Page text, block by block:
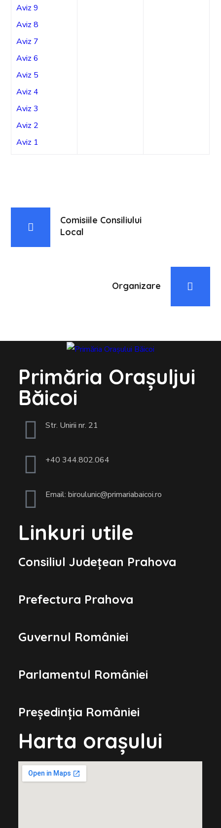
Aviz 9
Aviz 8
Aviz 7
Aviz 6
Aviz 5
Aviz 4
Aviz 3
Aviz 2
Aviz 1
Comisiile Consiliului
Local
Organizare
Primăria Orașuljui
Băicoi
Str. Unirii nr. 21
+40 344.802.064
Email: biroulunic@primariabaicoi.ro
Linkuri utile
Consiliul Județean Prahova
Prefectura Prahova
Guvernul României
Parlamentul României
Președinția României
Harta orașului